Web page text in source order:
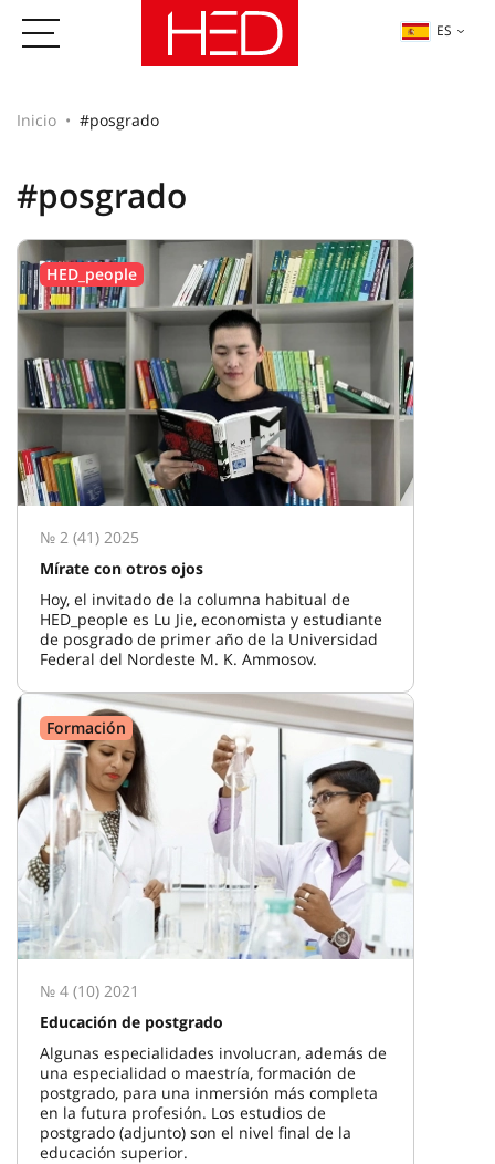
ES
Inicio #posgrado
#posgrado
HED_people
№ 2 (41) 2025
Mírate con otros ojos
Hoy, el invitado de la columna habitual de
HED_people es Lu Jie, economista y estudiante
de posgrado de primer año de la Universidad
Federal del Nordeste M. K. Ammosov.
Formación
№ 4 (10) 2021
Educación de postgrado
Algunas especialidades involucran, además de
una especialidad o maestría, formación de
postgrado, para una inmersión más completa
en la futura profesión. Los estudios de
postgrado (adjunto) son el nivel final de la
educación superior.